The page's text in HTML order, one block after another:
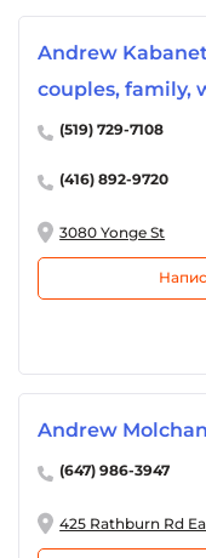
Andrew
couples, family,
(519) 729-7108
(416) 892-9720
3080 Yonge St
Andrew
(647) 986-3947
425 Rathburn Rd